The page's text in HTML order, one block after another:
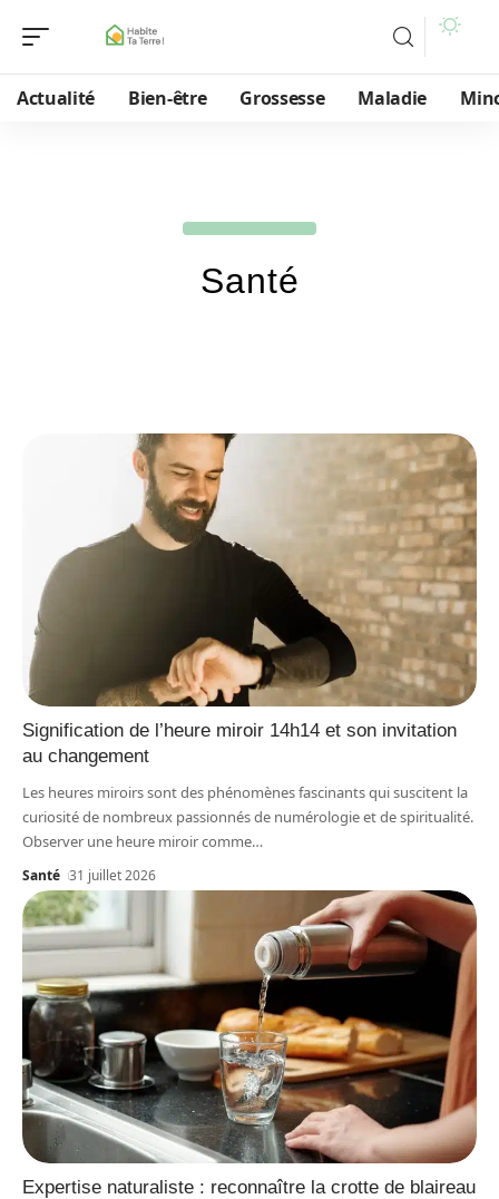
Actualité Bien-être Grossesse Maladie
Santé
Signification de l’heure miroir 14h14 et son invitation
au changement
Les heures miroirs sont des phénomènes fascinants qui suscitent la
curiosité de nombreux passionnés de numérologie et de spiritualité.
Observer une heure miroir comme…
Santé 31 juillet 2026
Expertise naturaliste : reconnaître la crotte de blaireau